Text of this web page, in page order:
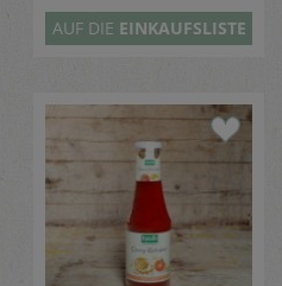
AUF DIE EINKAUFSLISTE